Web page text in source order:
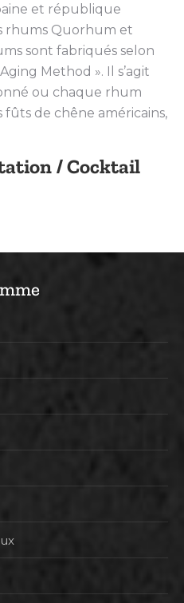
et république
rhums Quorhum et
sont fabriqués selon
Method ». Il s’agit
ou chaque rhum
fûts de chêne américains,
/ Cocktail